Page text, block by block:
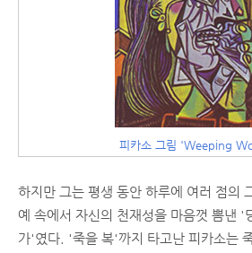
피카소 그림 'Weeping
하지만 그는 평생 동안 하루에 여러 점의
예 속에서 자신의 천재성을 마음껏 뽐낸 '
가'였다. '죽을 복'까지 타고난 피카소는